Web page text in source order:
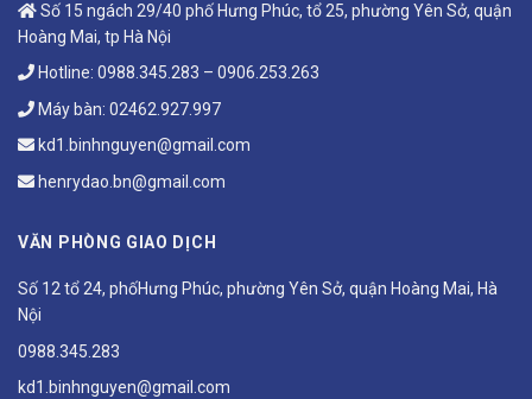
Số 15 ngách 29/40 phố Hưng Phúc, tổ 25, phường Yên Sở, quận
Hoàng Mai, tp Hà Nội
Hotline: 0988.345.283 – 0906.253.263
Máy bàn: 02462.927.997
kd1.binhnguyen@gmail.com
henrydao.bn@gmail.com
VĂN PHÒNG GIAO DỊCH
Số 12 tổ 24, phốHưng Phúc, phường Yên Sở, quận Hoàng Mai, Hà
Nội
0988.345.283
kd1.binhnguyen@gmail.com